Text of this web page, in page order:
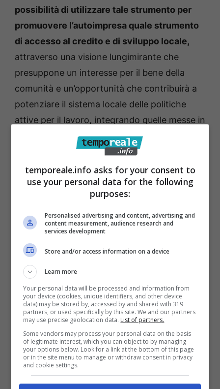
possibilità di utilizzare tale strumento per
promuovere l’autoimpresa quale strumento
di accesso al credito e di sviluppo locale,
attraverso una visione lungimirante che
presuppone un interesse per il bene della
comunità e un’opportunità che contribuirà a
potenziare il sistema locale delle politiche
attive per il lavoro, integrando quelle messe in
campo in questi anni. Competenze essenziali
per affrontare le sfide economiche del
mondo moderno. Il microcredito è davvero
uno strumento chiave per trasformare l’idea
Il presidente dell’Ente Nazionale per il
Microcredito, Mario Baccini, ha sottolineato
l’impegno dell’Amministrazione comunale a
partire dal
temporeale.info asks for your consent to
use your personal data for the following
purposes:
Personalised advertising and content, advertising and
content measurement, audience research and
services development
Store and/or access information on a device
Learn more
Your personal data will be processed and information from
your device (cookies, unique identifiers, and other device
data) may be stored by, accessed by and shared with 319
partners, or used specifically by this site. We and our partners
may use precise geolocation data. List of partners.
Some vendors may process your personal data on the basis
of legitimate interest, which you can object to by managing
your options below. Look for a link at the bottom of this page
or in the site menu to manage or withdraw consent in privacy
and cookie settings.